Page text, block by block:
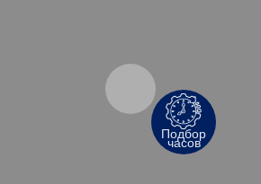
Подбор
часов